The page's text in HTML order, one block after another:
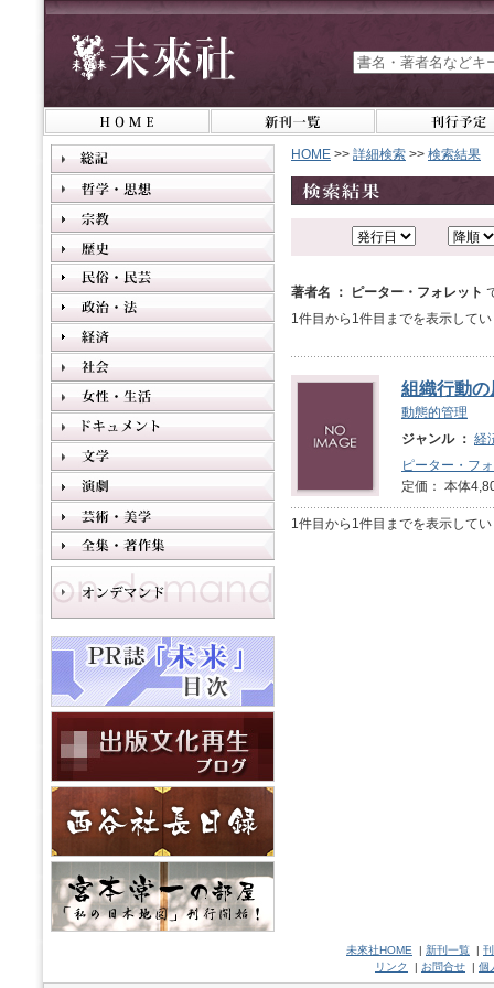
HOME >> 詳細検索 >> 検索結果
著者名 ： ピーター・フォレット
1件目から1件目までを表示して
組織行動の
動態的管理
ジャンル ： 経
ピーター・フ
定価： 本体
1件目から1件目までを表示して
未來社HOME | 新刊一覧 |
リンク
| お問合せ | 個